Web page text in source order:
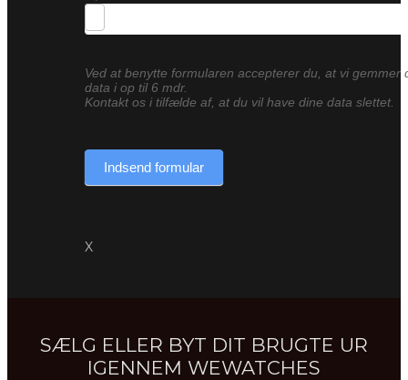
Ved at benytte formularen accepterer du, at vi gemmer
data i op til 6 mdr.
Kontakt os i tilfælde af, at du vil have dine data slettet.
Indsend formular
X
SÆLG ELLER BYT DIT BRUGTE UR
IGENNEM WEWATCHES